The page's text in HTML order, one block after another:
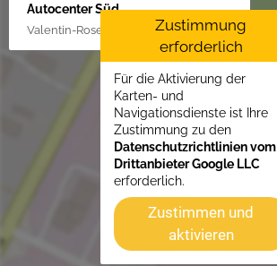
Autocenter Süd
Valentin-Rose-Str. 3, 16816 Neuruppin
Zustimmung
erforderlich
Für die Aktivierung der
Karten- und
Navigationsdienste ist Ihre
Zustimmung zu den
Datenschutzrichtlinien vom
Drittanbieter Google LLC
erforderlich.
Zustimmen und
aktivieren